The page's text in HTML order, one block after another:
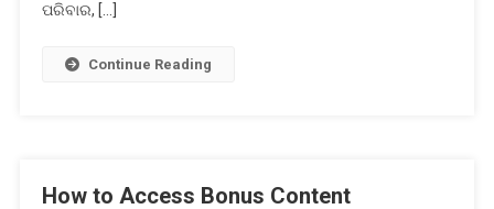
ପରିବାର, […]
Continue Reading
How to Access Bonus Content